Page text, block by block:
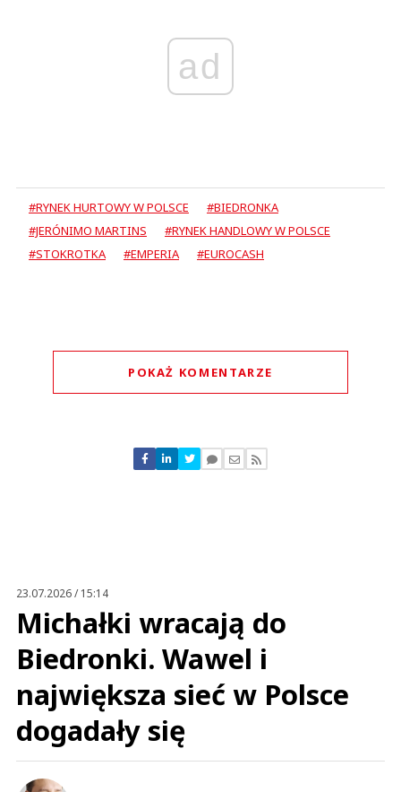
ad
#RYNEK HURTOWY W POLSCE
#BIEDRONKA
#JERÓNIMO MARTINS
#RYNEK HANDLOWY W POLSCE
#STOKROTKA
#EMPERIA #EUROCASH
POKAŻ KOMENTARZE
Nie znaleziono komentarzy
Zostaw swoje komentarze
23.07.2026 / 15:14
Michałki wracają do
Biedronki. Wawel i
największa sieć w Polsce
dogadały się